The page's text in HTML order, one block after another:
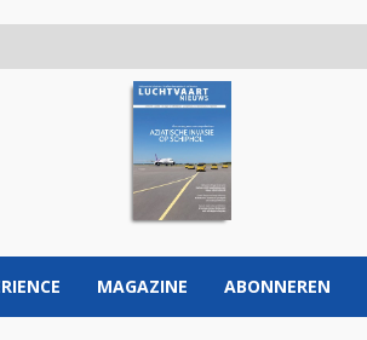
MAGAZINE ABONNEREN